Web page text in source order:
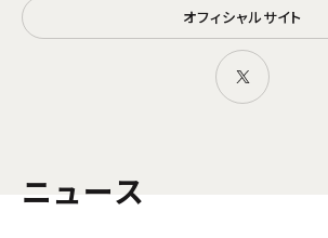
オフィシャルサイト
ニュース